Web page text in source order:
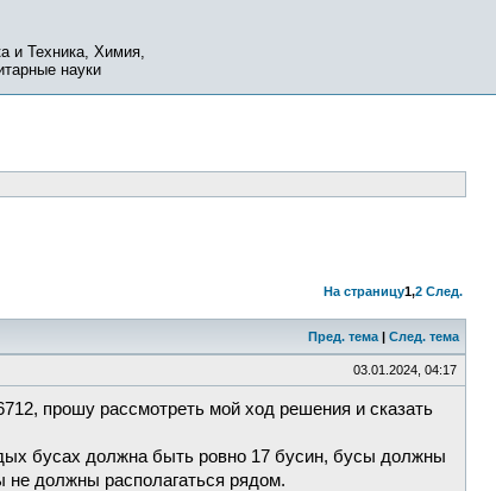
и Техника, Химия,
науки
На страницу1,2 След.
Пред. тема | След. тема
03.01.2024, 04:17
прошу рассмотреть мой ход решения и сказать
бусах должна быть ровно 17 бусин, бусы должны
должны располагаться рядом.